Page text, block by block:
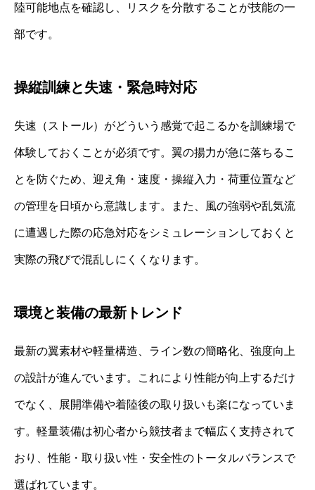
陸可能地点を確認し、リスクを分散することが技能の一
部です。
操縦訓練と失速・緊急時対応
失速（ストール）がどういう感覚で起こるかを訓練場で
体験しておくことが必須です。翼の揚力が急に落ちるこ
とを防ぐため、迎え角・速度・操縦入力・荷重位置など
の管理を日頃から意識します。また、風の強弱や乱気流
に遭遇した際の応急対応をシミュレーションしておくと
実際の飛びで混乱しにくくなります。
環境と装備の最新トレンド
最新の翼素材や軽量構造、ライン数の簡略化、強度向上
の設計が進んでいます。これにより性能が向上するだけ
でなく、展開準備や着陸後の取り扱いも楽になっていま
す。軽量装備は初心者から競技者まで幅広く支持されて
おり、性能・取り扱い性・安全性のトータルバランスで
選ばれています。